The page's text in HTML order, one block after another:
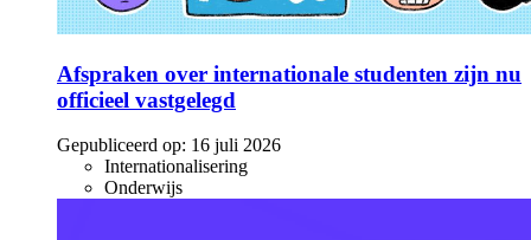
Afspraken over internationale studenten zijn nu
officieel vastgelegd
Gepubliceerd op: 16 juli 2026
Internationalisering
Onderwijs